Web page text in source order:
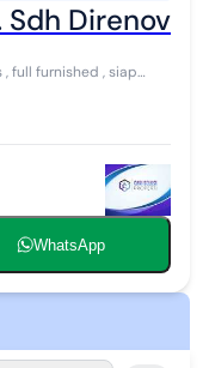
full furnished , siap
manusia dan jalur
WhatsApp